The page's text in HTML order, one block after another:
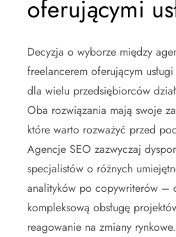
oferującymi
Decyzja o wyborze między
freelancerem oferującym
dla wielu przedsiębiorców
Oba rozwiązania mają swoje
które warto rozważyć przed
Agencje SEO zazwyczaj
specjalistów o różnych
analityków po copywriterów –
kompleksową obsługę
reagowanie na zmiany